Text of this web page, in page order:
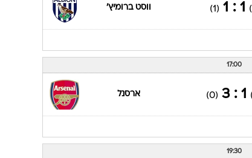
1 : 1
(1) ווסט ברומיץ'
17:00
1 : 3
(0) ארסנל
19:30